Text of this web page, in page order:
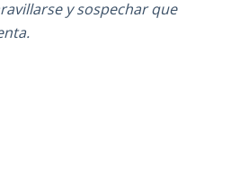
y sospechar que